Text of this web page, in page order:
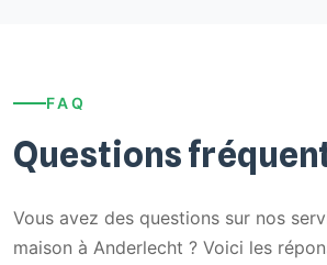
FAQ
Questions
Vous avez des questions sur nos
maison à Anderlecht ? Voici les